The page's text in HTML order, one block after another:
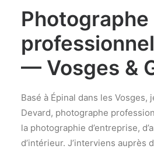
Photographe
— Vosges &
Basé à Épinal dans les Vosges,
Devard, photographe
la photographie d’entreprise,
d’intérieur. J’interviens auprès